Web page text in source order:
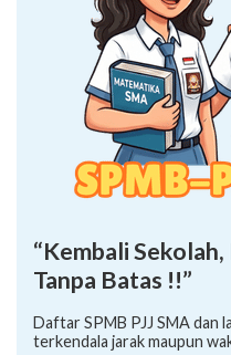
“Kembali
Tanpa Batas !!”
Daftar SPMB PJJ SMA dan
terkendala jarak maupun